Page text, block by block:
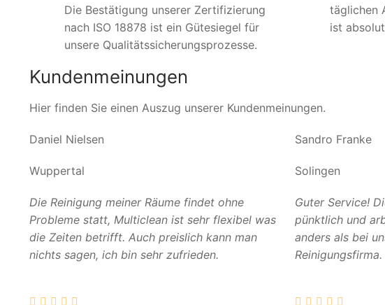
Die Bestätigung unserer Zertifizierung
nach ISO 18878 ist ein Gütesiegel für
unsere Qualitätssicherungsprozesse.
täglichen
ist
Kundenmeinungen
Hier finden Sie einen Auszug unserer Kundenmeinungen.
Daniel Nielsen
Wuppertal
Die Reinigung meiner Räume findet ohne
Probleme statt, Multiclean ist sehr flexibel was
die Zeiten betrifft. Auch preislich kann man
nichts sagen, ich bin sehr zufrieden.
Sandro Franke
Solingen
Guter Service!
pünktlich und
anders als bei
Reinigungsfirma.